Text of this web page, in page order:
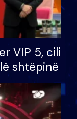
VIP 5, cili
shtëpinë